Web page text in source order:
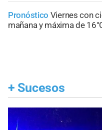
Pronóstico Viernes con
mañana y máxima de
+ Sucesos